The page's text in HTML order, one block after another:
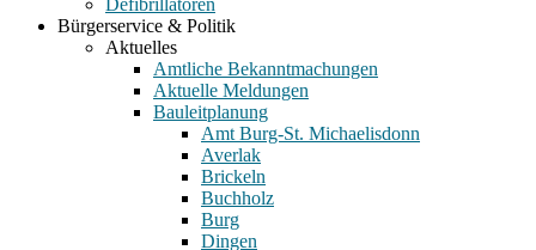
Defibrillatoren
Bürgerservice & Politik
Aktuelles
Amtliche Bekanntmachungen
Aktuelle Meldungen
Bauleitplanung
Amt Burg-St. Michaelisdonn
Averlak
Brickeln
Buchholz
Burg
Dingen